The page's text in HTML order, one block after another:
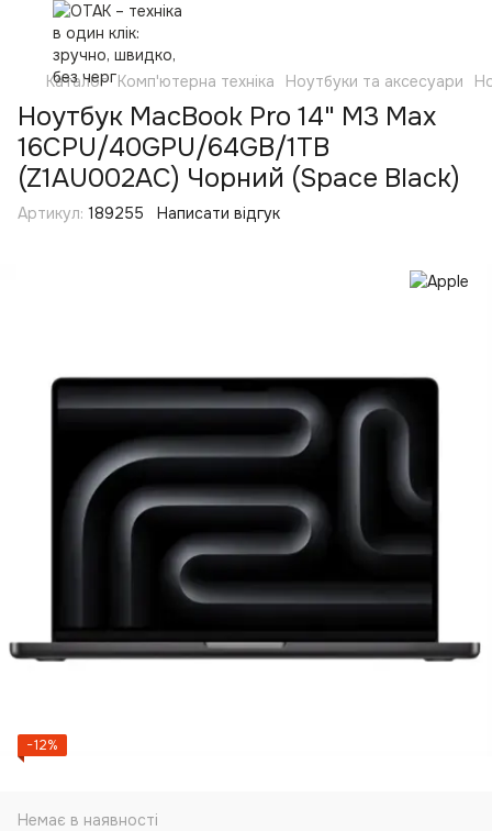
Каталог Комп'ютерна техніка Ноутбуки та аксесуари
Ноутбук MacBook Pro 14" M3 Max
16CPU/40GPU/64GB/1TB
(Z1AU002AC) Чорний (Space Black)
Артикул: 189255 Написати відгук
−12%
Немає в наявності